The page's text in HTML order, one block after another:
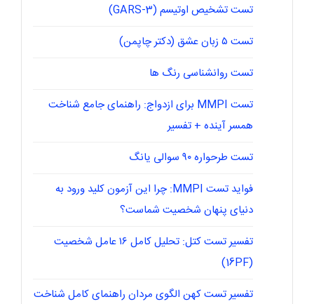
تست تشخیص اوتیسم (GARS-3)
تست ۵ زبان عشق (دکتر چاپمن)
تست روانشناسی رنگ ها
تست MMPI برای ازدواج: راهنمای جامع شناخت
همسر آینده + تفسیر
تست طرحواره ۹۰ سوالی یانگ
فواید تست MMPI: چرا این آزمون کلید ورود به
دنیای پنهان شخصیت شماست؟
تفسیر تست کتل: تحلیل کامل ۱۶ عامل شخصیت
(16PF)
تفسیر تست کهن الگوی مردان راهنمای کامل شناخت